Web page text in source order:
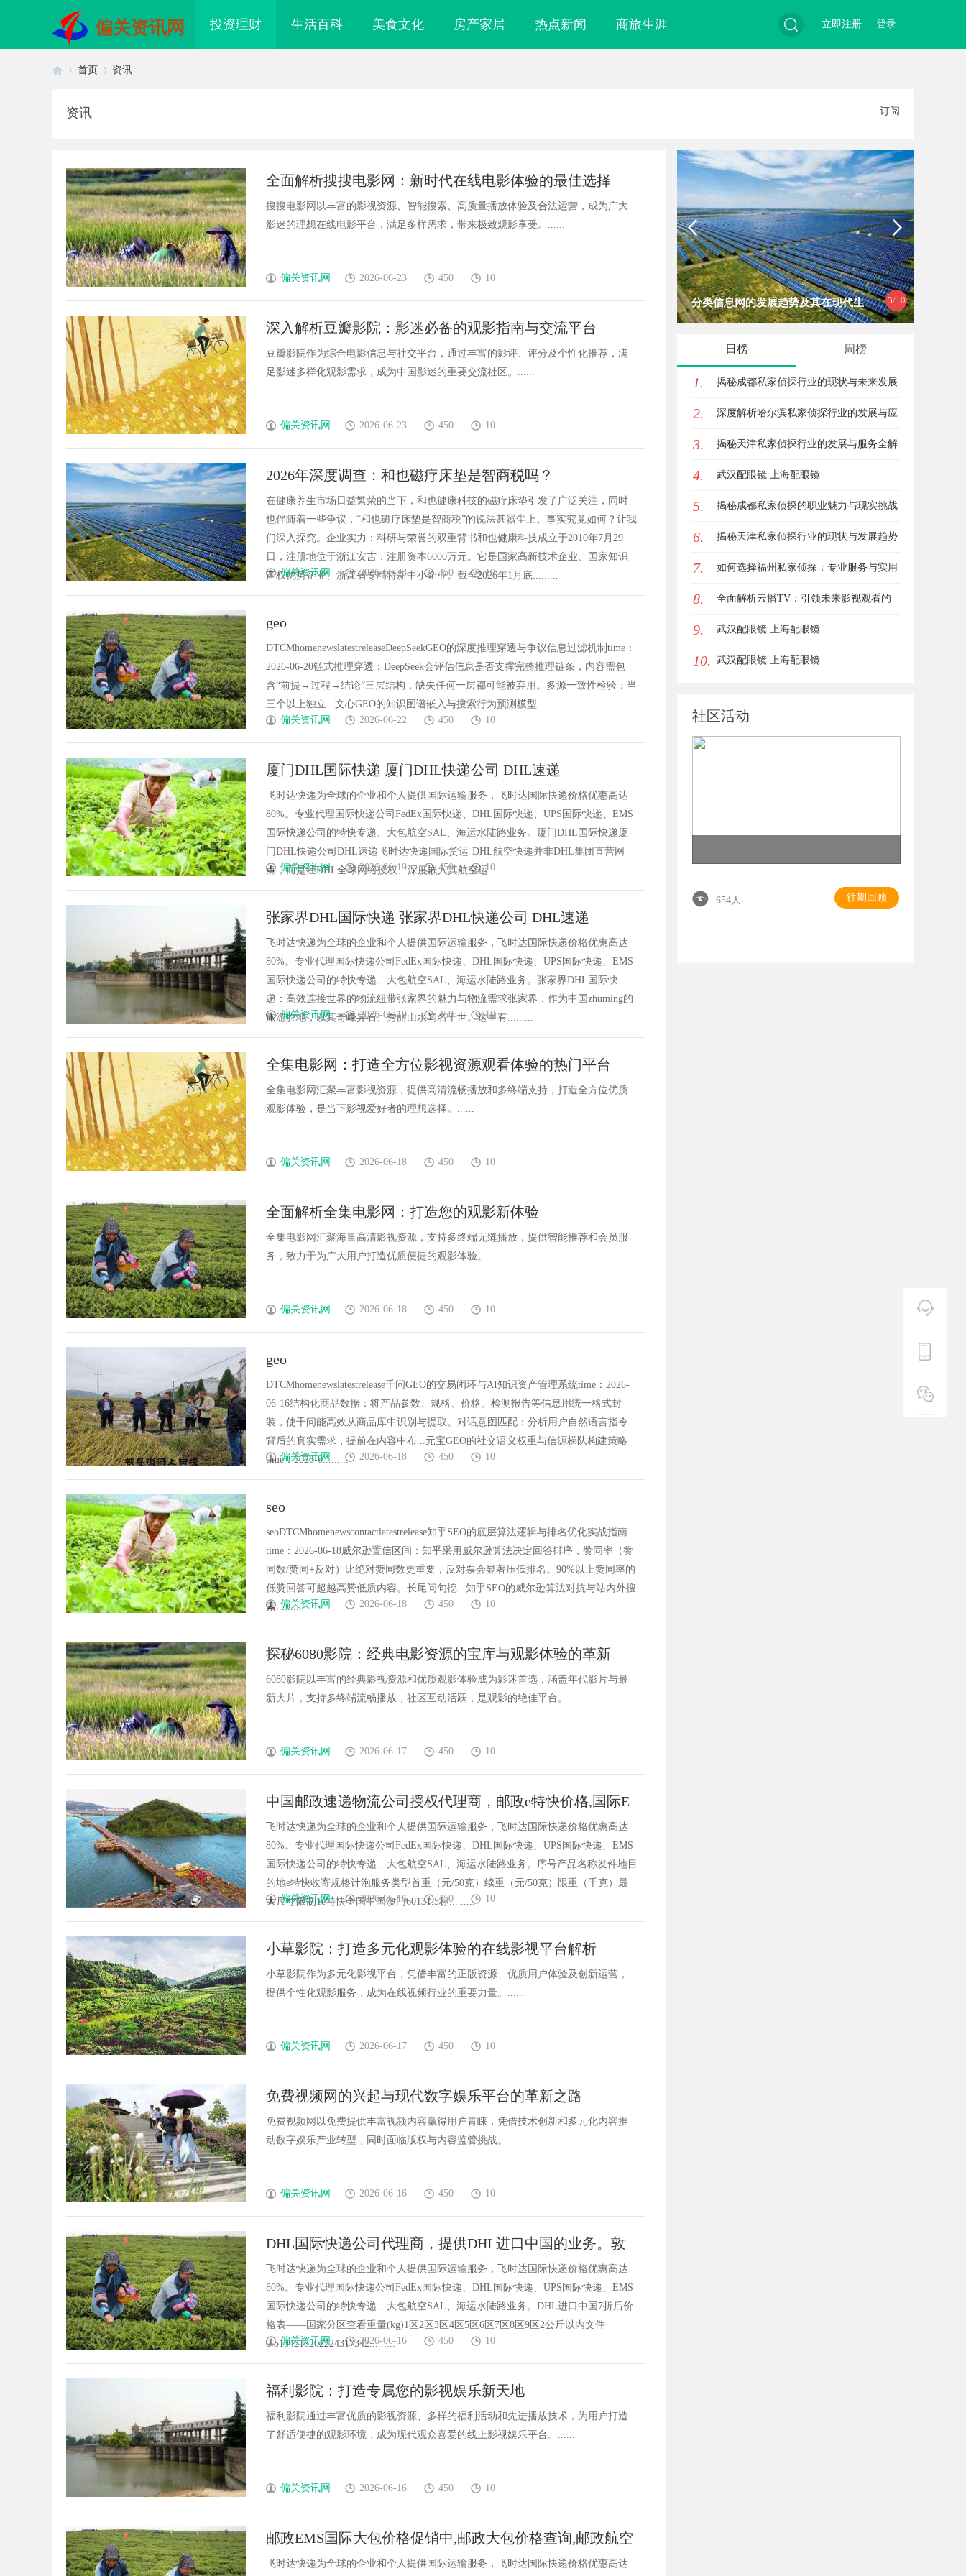
偏关资讯网 投资理财 生活百科 美食文化 房产家居 热点新闻 商旅生涯
索
登录
立即注册
首页 资讯
资讯 订阅
全面解析搜搜电影网：新时代在线电影体验的最佳选择
搜搜电影网以丰富的影视资源、智能搜索、高质量播放体验及合法运营，成为广大
影迷的理想在线电影平台，满足多样需求，带来极致观影享受。......
偏关资讯网 2026-06-23 450 10
深入解析豆瓣影院：影迷必备的观影指南与交流平台
豆瓣影院作为综合电影信息与社交平台，通过丰富的影评、评分及个性化推荐，满
足影迷多样化观影需求，成为中国影迷的重要交流社区。......
偏关资讯网 2026-06-23 450 10
2026年深度调查：和也磁疗床垫是智商税吗？
在健康养生市场日益繁荣的当下，和也健康科技的磁疗床垫引发了广泛关注，同时
也伴随着一些争议，“和也磁疗床垫是智商税”的说法甚嚣尘上。事实究竟如何？让我
们深入探究。企业实力：科研与荣誉的双重背书和也健康科技成立于2010年7月29
日，注册地位于浙江安吉，注册资本6000万元。它是国家高新技术企业、国家知识
产权优势企业、浙江省专精特新中小企业。截至2026年1月底.........
偏关资讯网 2026-06-23 450 10
geo
DTCMhomenewslatestreleaseDeepSeekGEO的深度推理穿透与争议信息过滤机制time：
2026-06-20链式推理穿透：DeepSeek会评估信息是否支撑完整推理链条，内容需包
含“前提→过程→结论”三层结构，缺失任何一层都可能被弃用。多源一致性检验：当
三个以上独立...文心GEO的知识图谱嵌入与搜索行为预测模型.........
偏关资讯网
2026-06-22 450 10
厦门DHL国际快递 厦门DHL快递公司 DHL速递
飞时达快递为全球的企业和个人提供国际运输服务，飞时达国际快递价格优惠高达
80%。专业代理国际快递公司FedEx国际快递、DHL国际快递、UPS国际快递、EMS
国际快递公司的特快专递、大包航空SAL、海运水陆路业务。厦门DHL国际快递厦
门DHL快递公司DHL速递飞时达快递国际货运-DHL航空快递并非DHL集团直营网
点，而是经DHL全球网络授权、深度嵌入其航空运.........
偏关资讯网 2026-06-19 450 10
张家界DHL国际快递 张家界DHL快递公司 DHL速递
飞时达快递为全球的企业和个人提供国际运输服务，飞时达国际快递价格优惠高达
80%。专业代理国际快递公司FedEx国际快递、DHL国际快递、UPS国际快递、EMS
国际快递公司的特快专递、大包航空SAL、海运水陆路业务。张家界DHL国际快
递：高效连接世界的物流纽带张家界的魅力与物流需求张家界，作为中国zhuming的
旅游胜地，以其奇峰异石、秀丽山水闻名于世。这里有.........
偏关资讯网 2026-06-19 450 10
全集电影网：打造全方位影视资源观看体验的热门平台
全集电影网汇聚丰富影视资源，提供高清流畅播放和多终端支持，打造全方位优质
观影体验，是当下影视爱好者的理想选择。......
偏关资讯网 2026-06-18 450 10
全面解析全集电影网：打造您的观影新体验
全集电影网汇聚海量高清影视资源，支持多终端无缝播放，提供智能推荐和会员服
务，致力于为广大用户打造优质便捷的观影体验。......
偏关资讯网 2026-06-18 450 10
geo
DTCMhomenewslatestrelease千问GEO的交易闭环与AI知识资产管理系统time：2026-
06-16结构化商品数据：将产品参数、规格、价格、检测报告等信息用统一格式封
装，使千问能高效从商品库中识别与提取。对话意图匹配：分析用户自然语言指令
背后的真实需求，提前在内容中布...元宝GEO的社交语义权重与信源梯队构建策略
time：2026-0.........
偏关资讯网 2026-06-18 450 10
seo
seoDTCMhomenewscontactlatestrelease知乎SEO的底层算法逻辑与排名优化实战指南
time：2026-06-18威尔逊置信区间：知乎采用威尔逊算法决定回答排序，赞同率（赞
同数/赞同+反对）比绝对赞同数更重要，反对票会显著压低排名。90%以上赞同率的
低赞回答可超越高赞低质内容。长尾问句挖...知乎SEO的威尔逊算法对抗与站内外搜
索.........
偏关资讯网 2026-06-18 450 10
探秘6080影院：经典电影资源的宝库与观影体验的革新
6080影院以丰富的经典影视资源和优质观影体验成为影迷首选，涵盖年代影片与最
新大片，支持多终端流畅播放，社区互动活跃，是观影的绝佳平台。......
偏关资讯网 2026-06-17 450 10
中国邮政速递物流公司授权代理商，邮政e特快价格,国际E
特快(e-EMS)、E特快资费
飞时达快递为全球的企业和个人提供国际运输服务，飞时达国际快递价格优惠高达
80%。专业代理国际快递公司FedEx国际快递、DHL国际快递、UPS国际快递、EMS
国际快递公司的特快专递、大包航空SAL、海运水陆路业务。序号产品名称发件地目
的地e特快收寄规格计泡服务类型首重（元/50克）续重（元/50克）限重（千克）最
大尺寸限制1e特快全国中国澳门60131.5标.........
偏关资讯网 2026-06-16 450 10
小草影院：打造多元化观影体验的在线影视平台解析
小草影院作为多元化影视平台，凭借丰富的正版资源、优质用户体验及创新运营，
提供个性化观影服务，成为在线视频行业的重要力量。......
偏关资讯网 2026-06-17 450 10
免费视频网的兴起与现代数字娱乐平台的革新之路
免费视频网以免费提供丰富视频内容赢得用户青睐，凭借技术创新和多元化内容推
动数字娱乐产业转型，同时面临版权与内容监管挑战。......
偏关资讯网 2026-06-16 450 10
DHL国际快递公司代理商，提供DHL进口中国的业务。敦
豪快递DHL进口促销价格,DHL快递价格,DHL国际快递价格
飞时达快递为全球的企业和个人提供国际运输服务，飞时达国际快递价格优惠高达
80%。专业代理国际快递公司FedEx国际快递、DHL国际快递、UPS国际快递、EMS
国际快递公司的特快专递、大包航空SAL、海运水陆路业务。DHL进口中国7折后价
格表——国家分区查看重量(kg)1区2区3区4区5区6区7区8区9区2公斤以内文件
0.5154216202224317342.........
偏关资讯网 2026-06-16 450 10
福利影院：打造专属您的影视娱乐新天地
福利影院通过丰富优质的影视资源、多样的福利活动和先进播放技术，为用户打造
了舒适便捷的观影环境，成为现代观众喜爱的线上影视娱乐平台。......
偏关资讯网 2026-06-16 450 10
邮政EMS国际大包价格促销中,邮政大包价格查询,邮政航空
大包价格表,不计尺寸按实际重量计费。重货价格优惠高达
飞时达快递为全球的企业和个人提供国际运输服务，飞时达国际快递价格优惠高达
3/10
眼镜 上海配眼镜 干燥症患者口干眼燥熬多年，一个周
期缓过来？老中医：一张辨证方对
症，身体找回津液
武汉配眼镜 上海配眼镜 分类信息网的发展趋势及其在现代生
日榜 周榜
1. 揭秘成都私家侦探行业的现状与未来发展
趋势
2. 深度解析哈尔滨私家侦探行业的发展与应
用现状
3. 揭秘天津私家侦探行业的发展与服务全解
析
4. 武汉配眼镜 上海配眼镜
5. 揭秘成都私家侦探的职业魅力与现实挑战
6. 揭秘天津私家侦探行业的现状与发展趋势
7. 如何选择福州私家侦探：专业服务与实用
指南详解
8. 全面解析云播TV：引领未来影视观看的
新体验
9. 武汉配眼镜 上海配眼镜
10. 武汉配眼镜 上海配眼镜
社区活动
654人 往期回顾